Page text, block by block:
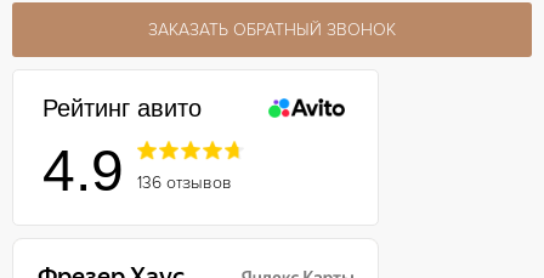
ЗАКАЗАТЬ ОБРАТНЫЙ ЗВОНОК
Рейтинг авито
4.9 136 отзывов